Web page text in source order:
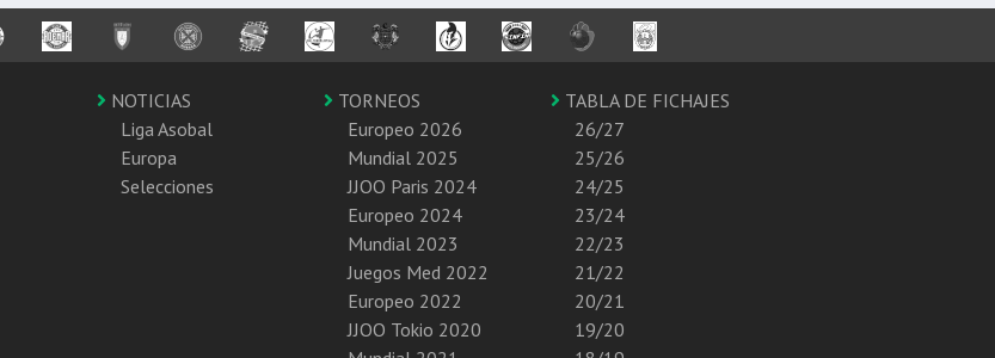
NOTICIAS
Liga Asobal
Europa
Selecciones
TORNEOS
Europeo 2026
Mundial 2025
JJOO Paris 2024
Europeo 2024
Mundial 2023
Juegos Med 2022
Europeo 2022
JJOO Tokio 2020
TABLA DE FICHAJES
26/27
25/26
24/25
23/24
22/23
21/22
20/21
19/20